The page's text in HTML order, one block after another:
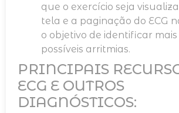
que o exercício seja
tela e a paginação do ECG
o objetivo de identificar
possíveis arritmias.
PRINCIPAIS
ECG E OUTROS
DIAGNÓSTICOS: